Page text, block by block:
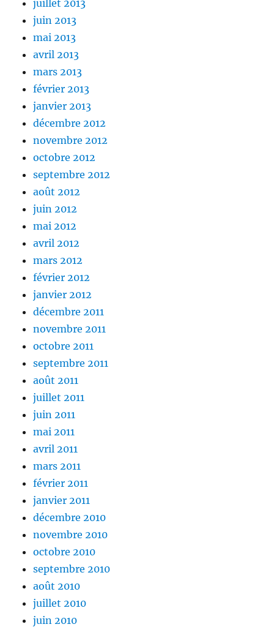
juillet 2013
juin 2013
mai 2013
avril 2013
mars 2013
février 2013
janvier 2013
décembre 2012
novembre 2012
octobre 2012
septembre 2012
août 2012
juin 2012
mai 2012
avril 2012
mars 2012
février 2012
janvier 2012
décembre 2011
novembre 2011
octobre 2011
septembre 2011
août 2011
juillet 2011
juin 2011
mai 2011
avril 2011
mars 2011
février 2011
janvier 2011
décembre 2010
novembre 2010
octobre 2010
septembre 2010
août 2010
juillet 2010
juin 2010